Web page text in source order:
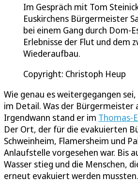
Im Gespräch mit Tom
Euskirchens Bürgermeister
bei einem Gang durch Dom-
Erlebnisse der Flut und dem
Wiederaufbau.
Copyright: Christoph Heup
Wie genau es weitergegangen
im Detail. Was der Bürgermeister
Irgendwann stand er im Thomas-
Der Ort, der für die evakuierten
Schweinheim, Flamersheim und
Anlaufstelle vorgesehen war. Bis
Wasser stieg und die Menschen,
erneut evakuiert werden mussten.